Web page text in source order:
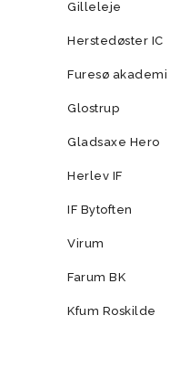
Gilleleje
Herstedøster IC
Furesø akademi
Glostrup
Gladsaxe Hero
Herlev IF
IF Bytoften
Virum
Farum BK
Kfum Roskilde